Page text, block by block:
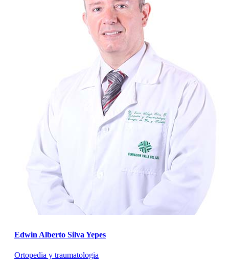
Edwin Alberto Silva Yepes
Ortopedia y traumatologia